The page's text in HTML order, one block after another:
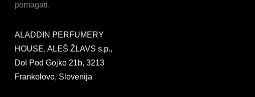
pomagati.
ALADDIN PERFUMERY
HOUSE, ALEŠ ŽLAVS s.p.,
Dol Pod Gojko 21b, 3213
Frankolovo, Slovenija